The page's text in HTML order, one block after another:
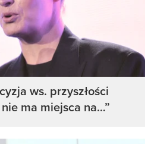
ws. przyszłości
ma miejsca na…”